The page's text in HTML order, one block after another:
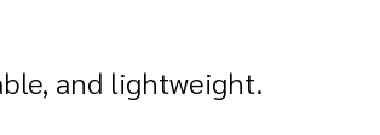
and lightweight.